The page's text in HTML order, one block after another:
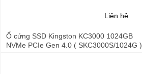
Liên hệ
Ổ cứng SSD Kingston KC3000 1024GB
NVMe PCIe Gen 4.0 ( SKC3000S/1024G )